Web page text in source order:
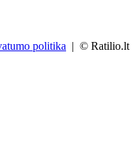
politika | © Ratilio.lt